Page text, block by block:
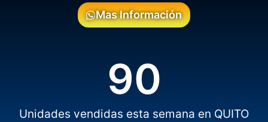
Mas Información
Unidades vendidas esta semana en QUITO
90